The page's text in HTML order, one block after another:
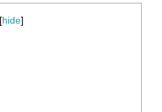
[hide]